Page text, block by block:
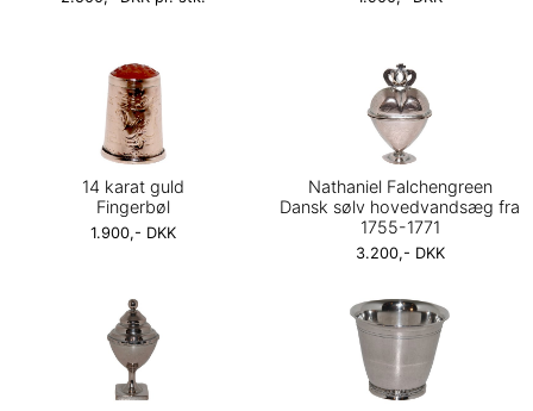
14 karat guld
Fingerbøl
1.900,- DKK
Nathaniel Falchengreen
Dansk sølv hovedvandsæg fra
1755-1771
3.200,- DKK